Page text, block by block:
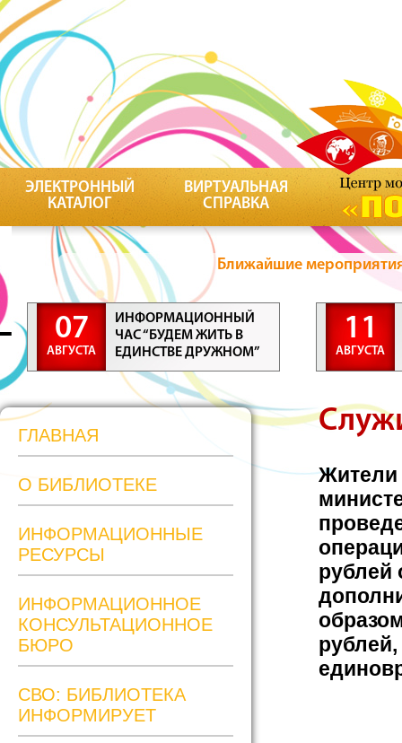
ЭЛЕКТРОННЫЙ
КАТАЛОГ
ВИРТУАЛЬНАЯ
СПРАВКА
Ближайшие
07
АВГУСТА
ИНФОРМАЦИОННЫЙ
ЧАС “БУДЕМ ЖИТЬ В
ЕДИНСТВЕ ДРУЖНОМ”
11
АВГУСТА
ГЛАВНАЯ
О БИБЛИОТЕКЕ
ИНФОРМАЦИОННЫЕ
РЕСУРСЫ
ИНФОРМАЦИОННОЕ
КОНСУЛЬТАЦИОННОЕ
БЮРО
СВО: БИБЛИОТЕКА
ИНФОРМИРУЕТ
Жители
рублей